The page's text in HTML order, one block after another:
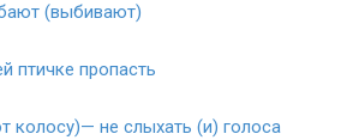
(выбивают)
птичке пропасть
колосу)— не слыхать (и) голоса